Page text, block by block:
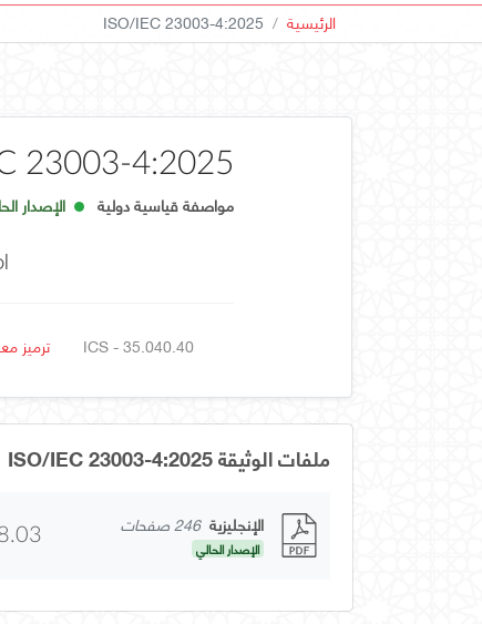
الرئيسية ISO/IEC 23003-4:2025
23003-4:2025
مواصفة قياسية دولية الإصدار
ICS - 35.040.40 ترميز
ملفات الوثيقة ISO/IEC 23003-4:2025
الإنجليزية 246 صفحات
الإصدار الحالي